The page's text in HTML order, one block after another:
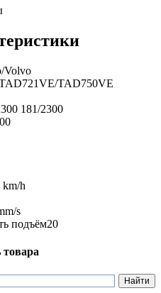
Volvo
TAD750VE
181/2300
km/h
s
подъём20
товара